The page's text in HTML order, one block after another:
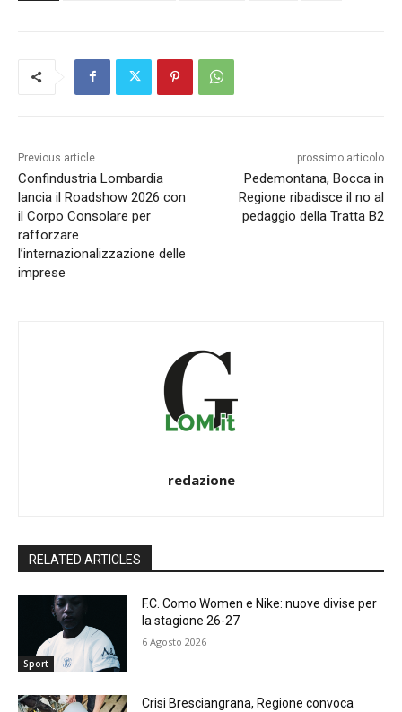
Previous article
Confindustria Lombardia
lancia il Roadshow 2026 con
il Corpo Consolare per
rafforzare
l’internazionalizzazione delle
imprese
prossimo articolo
Pedemontana, Bocca in
Regione ribadisce il no al
pedaggio della Tratta B2
redazione
RELATED ARTICLES
Sport
F.C. Como Women e Nike: nuove divise per
la stagione 26-27
6 Agosto 2026
Crisi Bresciangrana, Regione convoca